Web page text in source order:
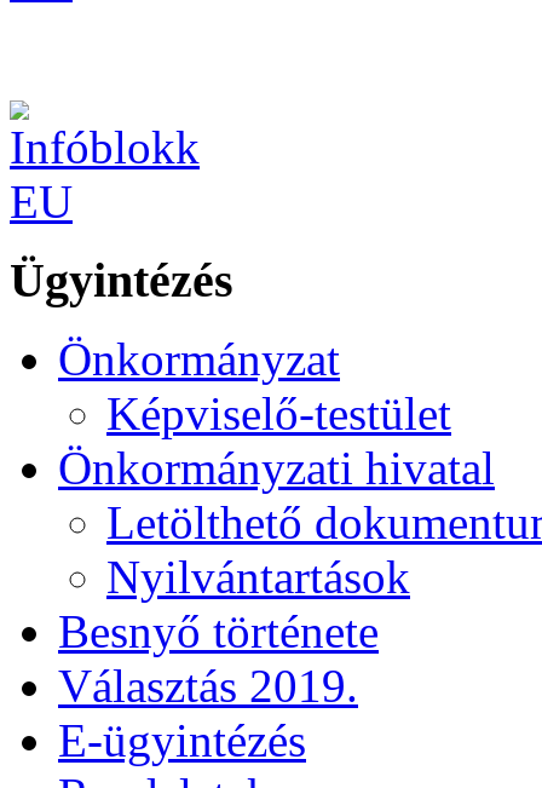
Ügyintézés
Önkormányzat
Képviselő-testület
Önkormányzati hivatal
Letölthető
Nyilvántartások
Besnyő története
Választás 2019.
E-ügyintézés